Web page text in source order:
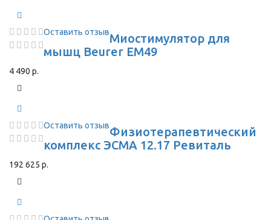
Оставить отзывМиостимулятор для
мышц Beurer EM49
4 490 р.
Оставить отзывФизиотерапевтический
комплекс ЭСМА 12.17 Ревиталь
192 625 р.